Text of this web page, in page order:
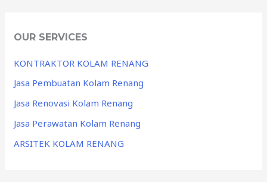
OUR SERVICES
KONTRAKTOR KOLAM RENANG
Jasa Pembuatan Kolam Renang
Jasa Renovasi Kolam Renang
Jasa Perawatan Kolam Renang
ARSITEK KOLAM RENANG